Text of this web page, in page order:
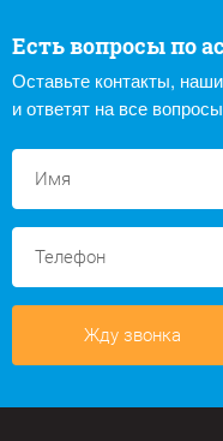
Есть вопросы по
Оставьте контакты,
и ответят на все вопросы
Жду звонка